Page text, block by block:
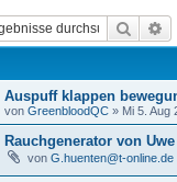
Suche
Auspuff klappen
von GreenbloodQC » Mi 5. Aug
Rauchgenerator von
von G.huenten@t-online.de